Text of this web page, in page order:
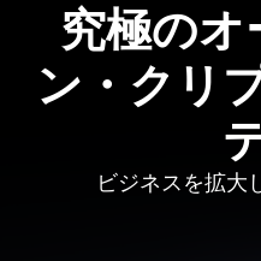
究極のオ
ン・クリ
ビジネスを拡大